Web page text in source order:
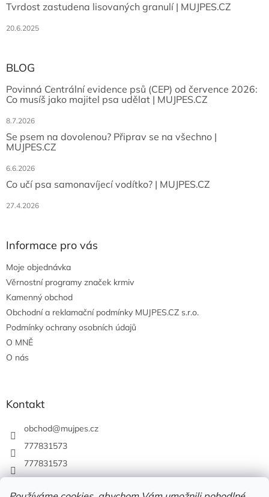
Tvrdost zastudena lisovaných granulí | MUJPES.CZ
20.6.2025
BLOG
Povinná Centrální evidence psů (CEP) od července 2026:
Co musíš jako majitel psa udělat | MUJPES.CZ
8.7.2026
Se psem na dovolenou? Připrav se na všechno |
MUJPES.CZ
6.6.2026
Co učí psa samonavíjecí vodítko? | MUJPES.CZ
27.4.2026
Informace pro vás
Moje objednávka
Věrnostní programy značek krmiv
Kamenný obchod
Obchodní a reklamační podmínky MUJPES.CZ s.r.o.
Podmínky ochrany osobních údajů
O MNĚ
O nás
Kontakt
obchod@mujpes.cz
777831573
777831573